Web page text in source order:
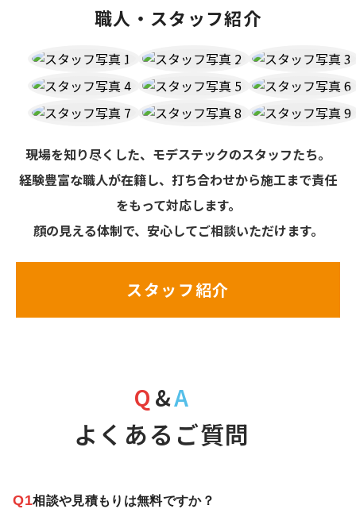
職人・スタッフ紹介
現場を知り尽くした、モデステックのスタッフたち。
経験豊富な職人が在籍し、打ち合わせから施工まで責任
をもって対応します。
顔の見える体制で、安心してご相談いただけます。
スタッフ紹介
Q &A
よくあるご質問
Q1相談や見積もりは無料ですか？